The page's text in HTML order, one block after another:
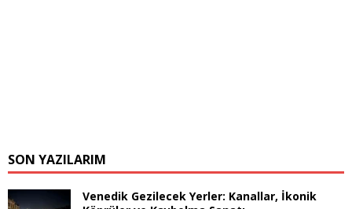
SON YAZILARIM
Venedik Gezilecek Yerler: Kanallar, İkonik